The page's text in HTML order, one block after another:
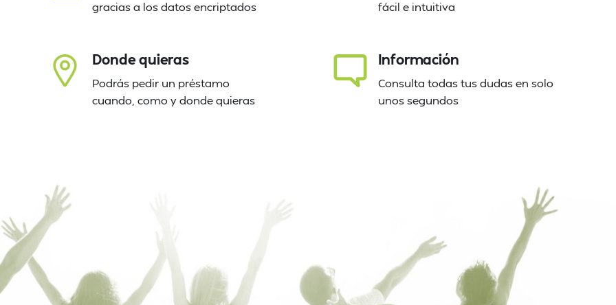
gracias a los datos encriptados
fácil e intuitiva
Donde quieras
Podrás pedir un préstamo
cuando, como y donde quieras
Información
Consulta todas tus dudas en solo
unos segundos